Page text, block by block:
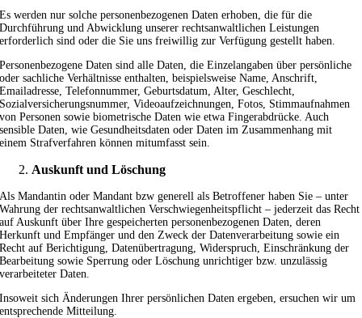
Es werden nur solche personenbezogenen Daten erhoben, die für die
Durchführung und Abwicklung unserer rechtsanwaltlichen Leistungen
erforderlich sind oder die Sie uns freiwillig zur Verfügung gestellt haben.
Personenbezogene Daten sind alle Daten, die Einzelangaben über persönliche
oder sachliche Verhältnisse enthalten, beispielsweise Name, Anschrift,
Emailadresse, Telefonnummer, Geburtsdatum, Alter, Geschlecht,
Sozialversicherungsnummer, Videoaufzeichnungen, Fotos, Stimmaufnahmen
von Personen sowie biometrische Daten wie etwa Fingerabdrücke. Auch
sensible Daten, wie Gesundheitsdaten oder Daten im Zusammenhang mit
einem Strafverfahren können mitumfasst sein.
Auskunft und Löschung
Als Mandantin oder Mandant bzw generell als Betroffener haben Sie – unter
Wahrung der rechtsanwaltlichen Verschwiegenheitspflicht – jederzeit das Recht
auf Auskunft über Ihre gespeicherten personenbezogenen Daten, deren
Herkunft und Empfänger und den Zweck der Datenverarbeitung sowie ein
Recht auf Berichtigung, Datenübertragung, Widerspruch, Einschränkung der
Bearbeitung sowie Sperrung oder Löschung unrichtiger bzw. unzulässig
verarbeiteter Daten.
Insoweit sich Änderungen Ihrer persönlichen Daten ergeben, ersuchen wir um
entsprechende Mitteilung.